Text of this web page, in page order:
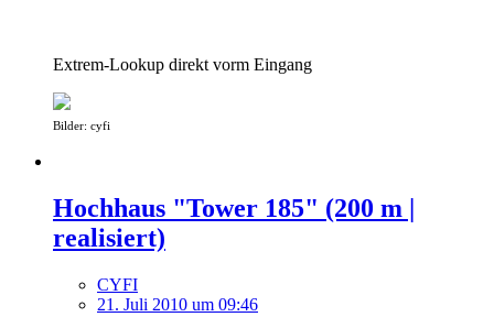
Extrem-Lookup direkt vorm Eingang
Bilder: cyfi
Hochhaus "Tower 185" (200 m |
realisiert)
CYFI
21. Juli 2010 um 09:46